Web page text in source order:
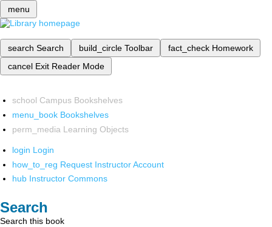
menu
search Search build_circle Toolbar fact_check Homework
cancel Exit Reader Mode
school Campus Bookshelves
menu_book Bookshelves
perm_media Learning Objects
login Login
how_to_reg Request Instructor Account
hub Instructor Commons
Search
Search this book